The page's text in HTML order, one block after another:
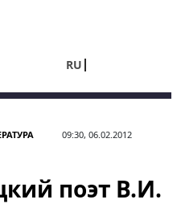
RU
09:30, 06.02.2012
поэт В.И.